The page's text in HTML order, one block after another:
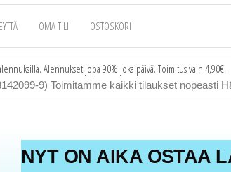
OMA TILI OSTOSKORI
9) Toimitamme kaikki tilaukset nopeasti
NYT ON AIKA OSTAA